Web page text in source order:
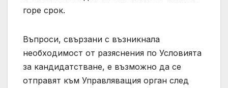
горе срок.
Въпроси, свързани с възникнала
необходимост от разяснения по Условията
за кандидатстване, е възможно да се
отправят към Управляващия орган след